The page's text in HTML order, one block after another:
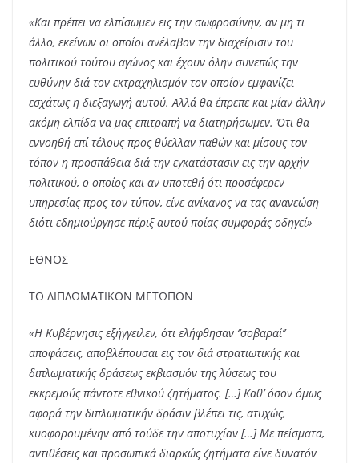
«Και πρέπει να ελπίσωμεν εις την σωφροσύνην, αν μη τι
άλλο, εκείνων οι οποίοι ανέλαβον την διαχείρισιν του
πολιτικού τούτου αγώνος και έχουν όλην συνεπώς την
ευθύνην διά τον εκτραχηλισμόν τον οποίον εμφανίζει
εσχάτως η διεξαγωγή αυτού. Αλλά θα έπρεπε και μίαν άλλην
ακόμη ελπίδα να μας επιτραπή να διατηρήσωμεν. Ότι θα
εννοηθή επί τέλους προς θύελλαν παθών και μίσους τον
τόπον η προσπάθεια διά την εγκατάστασιν εις την αρχήν
πολιτικού, ο οποίος και αν υποτεθή ότι προσέφερεν
υπηρεσίας προς τον τύπον, είνε ανίκανος να τας ανανεώση
διότι εδημιούργησε πέριξ αυτού ποίας συμφοράς οδηγεί»
ΕΘΝΟΣ
ΤΟ ΔΙΠΛΩΜΑΤΙΚΟΝ ΜΕΤΩΠΟΝ
«Η Κυβέρνησις εξήγγειλεν, ότι ελήφθησαν ‘’σοβαραί’’
αποφάσεις, αποβλέπουσαι εις τον διά στρατιωτικής και
διπλωματικής δράσεως εκβιασμόν της λύσεως του
εκκρεμούς πάντοτε εθνικού ζητήματος. […] Καθ’ όσον όμως
αφορά την διπλωματικήν δράσιν βλέπει τις, ατυχώς,
κυοφορουμένην από τούδε την αποτυχίαν […] Με πείσματα,
αντιθέσεις και προσωπικά διαρκώς ζητήματα είνε δυνατόν